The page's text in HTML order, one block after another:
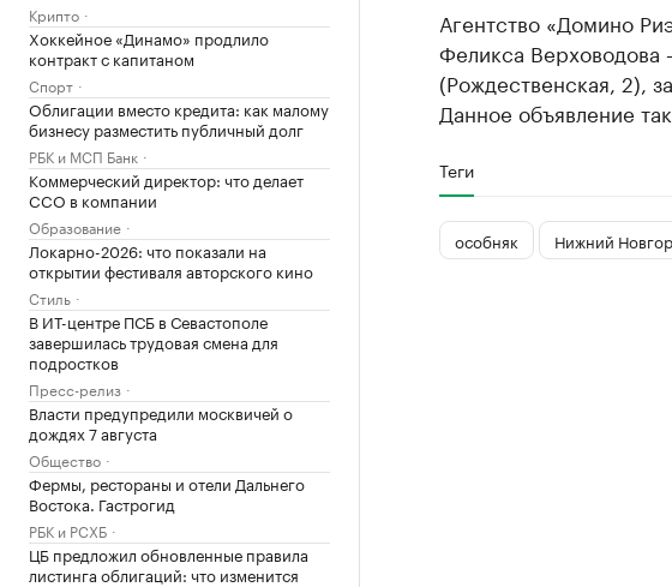
Крипто
Хоккейное «Динамо» продлило
контракт с капитаном
Спорт
Облигации вместо кредита: как малому
бизнесу разместить публичный долг
РБК и МСП Банк
Коммерческий директор: что делает
CCO в компании
Образование
Локарно-2026: что показали на
открытии фестиваля авторского кино
Стиль
В ИТ-центре ПСБ в Севастополе
завершилась трудовая смена для
подростков
Пресс-релиз
Власти предупредили москвичей о
дождях 7 августа
Общество
Фермы, рестораны и отели Дальнего
Востока. Гастрогид
РБК и РСХБ
ЦБ предложил обновленные правила
листинга облигаций: что изменится
Агентство «Домино
Феликса Верховодова
(Рождественская, 2),
Данное объявление
Теги
особняк Нижний